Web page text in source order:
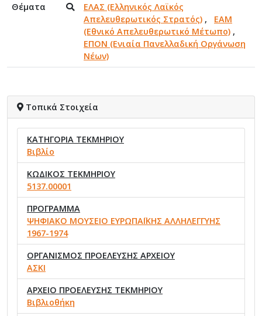
Θέματα
ΕΛΑΣ (Ελληνικός Λαϊκός
Απελευθερωτικός Στρατός) , ΕΑΜ
(Εθνικό Απελευθερωτικό Μέτωπο) ,
ΕΠΟΝ (Ενιαία Πανελλαδική Οργάνωση
Νέων)
Τοπικά Στοιχεία
ΚΑΤΗΓΟΡΙΑ ΤΕΚΜΗΡΙΟΥ
Βιβλίο
ΚΩΔΙΚΟΣ ΤΕΚΜΗΡΙΟΥ
5137.00001
ΠΡΟΓΡΑΜΜΑ
ΨΗΦΙΑΚΟ ΜΟΥΣΕΙΟ ΕΥΡΩΠΑΪΚΗΣ ΑΛΛΗΛΕΓΓΥΗΣ
1967-1974
ΟΡΓΑΝΙΣΜΟΣ ΠΡΟΕΛΕΥΣΗΣ ΑΡΧΕΙΟΥ
ΑΣΚΙ
ΑΡΧΕΙΟ ΠΡΟΕΛΕΥΣΗΣ ΤΕΚΜΗΡΙΟΥ
Βιβλιοθήκη